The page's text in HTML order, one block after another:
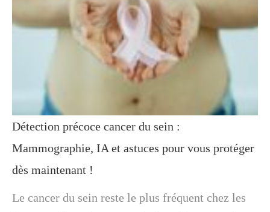
Détection précoce cancer du sein :
Mammographie, IA et astuces pour vous protéger
dès maintenant !
Le cancer du sein reste le plus fréquent chez les